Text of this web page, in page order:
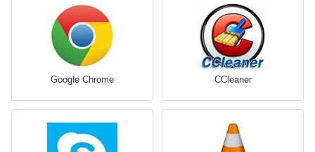
Google Chrome CCleaner